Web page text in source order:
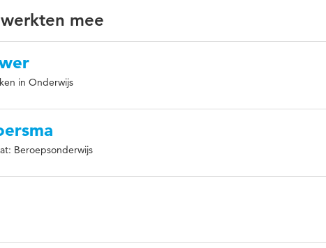
mee
in Onderwijs
Beroepsonderwijs